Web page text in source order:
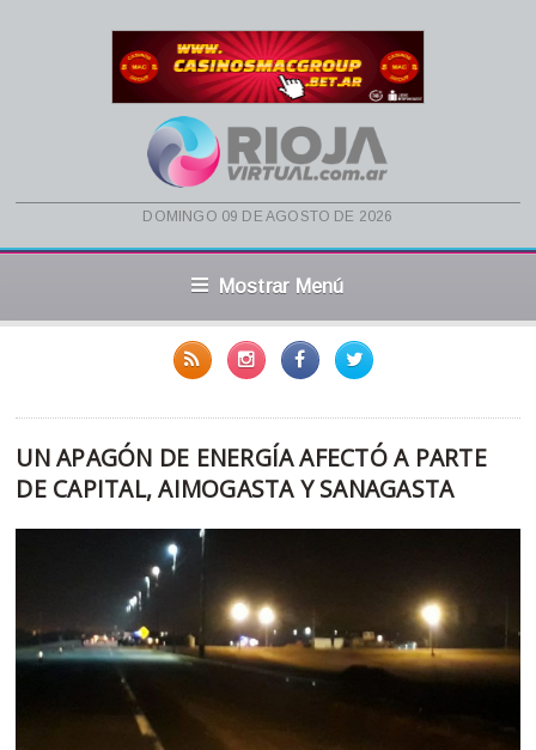
domingo 09 de agosto de 2026
Mostrar Menú
UN APAGÓN DE ENERGÍA AFECTÓ A PARTE
DE CAPITAL, AIMOGASTA Y SANAGASTA